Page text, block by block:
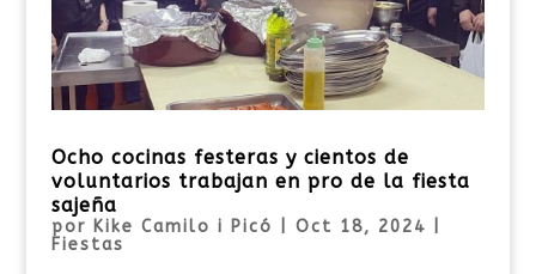
Ocho cocinas festeras y cientos de
voluntarios trabajan en pro de la fiesta
sajeña
por Kike Camilo i Picó Oct 18, 2024
Fiestas